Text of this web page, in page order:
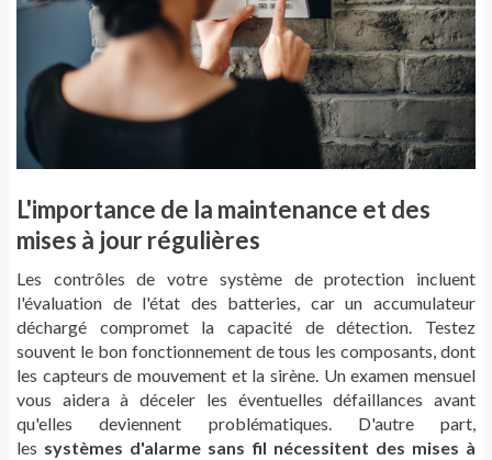
L'importance de la maintenance et des
mises à jour régulières
Les contrôles de votre système de protection incluent
l'évaluation de l'état des batteries, car un accumulateur
déchargé compromet la capacité de détection. Testez
souvent le bon fonctionnement de tous les composants, dont
les capteurs de mouvement et la sirène. Un examen mensuel
vous aidera à déceler les éventuelles défaillances avant
qu'elles deviennent problématiques. D'autre part,
les systèmes d'alarme sans fil nécessitent des mises à